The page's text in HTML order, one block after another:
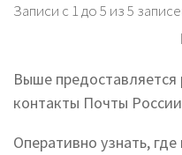
Записи с 1 до 5 из 5
Выше предоставляется
контакты Почты
Оперативно узнать,